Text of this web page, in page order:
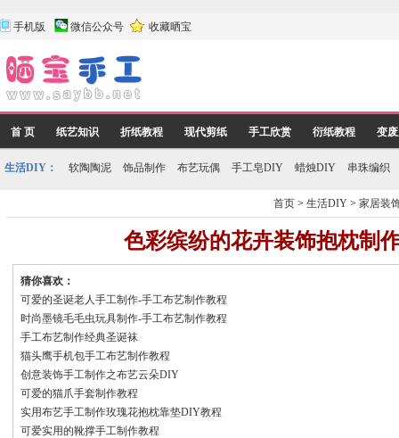
手机版 微信公众号 收藏晒宝
首 页 纸艺知识 折纸教程 现代剪纸 手工欣赏 衍纸教程 变
生活DIY： 软陶陶泥 饰品制作 布艺玩偶 手工皂DIY 蜡烛DIY 串珠编织
首页 >生活DIY >家居装
色彩缤纷的花卉装饰抱枕制
猜你喜欢：
可爱的圣诞老人手工制作-手工布艺制作教程
时尚墨镜毛毛虫玩具制作-手工布艺制作教程
手工布艺制作经典圣诞袜
猫头鹰手机包手工布艺制作教程
创意装饰手工制作之布艺云朵DIY
可爱的猫爪手套制作教程
实用布艺手工制作玫瑰花抱枕靠垫DIY教程
可爱实用的靴撑手工制作教程